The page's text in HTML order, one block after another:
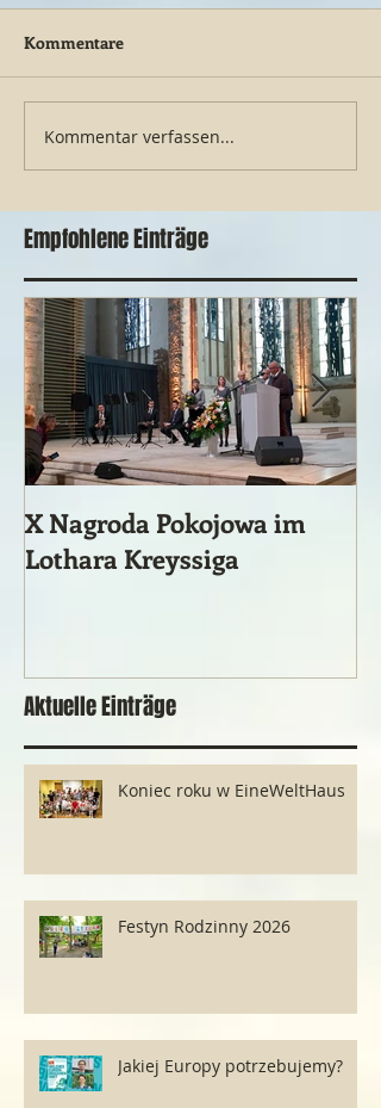
Kommentare
Kommentar verfassen...
Empfohlene Einträge
X Nagroda Pokojowa im
Lothara Kreyssiga
Aktuelle Einträge
Koniec roku w EineWeltHaus
Festyn Rodzinny 2026
Jakiej Europy potrzebujemy?